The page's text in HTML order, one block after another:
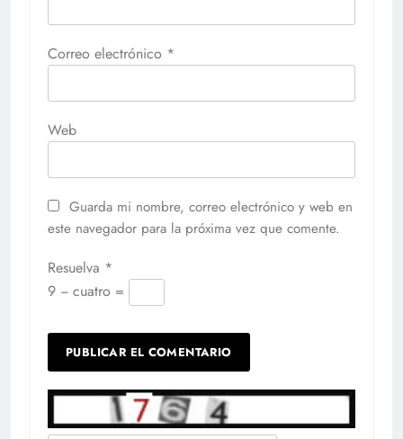
Correo electrónico *
Web
Guarda mi nombre, correo electrónico y web en
este navegador para la próxima vez que comente.
Resuelva *
9 − cuatro =